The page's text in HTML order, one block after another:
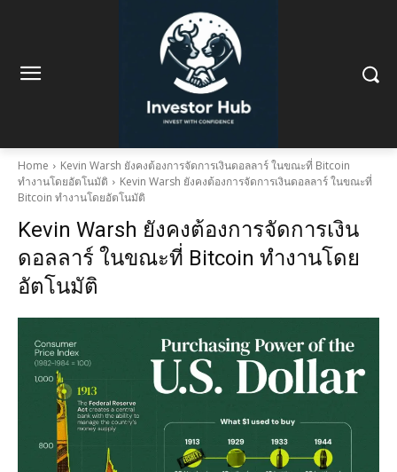
Home
Kevin Warsh ยังคงต้องการจัดการเงินดอลลาร์ ในขณะที่ Bitcoin
ทำงานโดยอัตโนมัติ
Kevin Warsh ยังคงต้องการจัดการเงินดอลลาร์ ในขณะที่
Bitcoin ทำงานโดยอัตโนมัติ
Kevin Warsh ยังคงต้องการจัดการเงิน
ดอลลาร์ ในขณะที่ Bitcoin ทำงานโดย
อัตโนมัติ